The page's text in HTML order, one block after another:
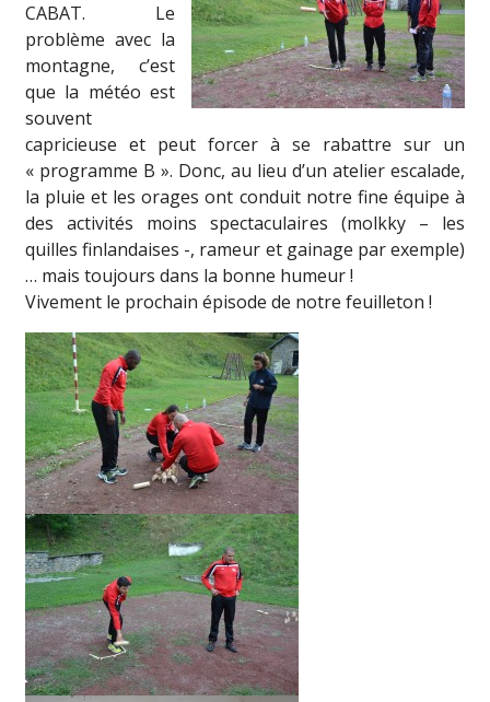
CABAT. Le
problème avec la
montagne, c’est
que la météo est
souvent
capricieuse et peut forcer à se rabattre sur un
« programme B ». Donc, au lieu d’un atelier escalade,
la pluie et les orages ont conduit notre fine équipe à
des activités moins spectaculaires (molkky – les
quilles finlandaises -, rameur et gainage par exemple)
… mais toujours dans la bonne humeur !
Vivement le prochain épisode de notre feuilleton !